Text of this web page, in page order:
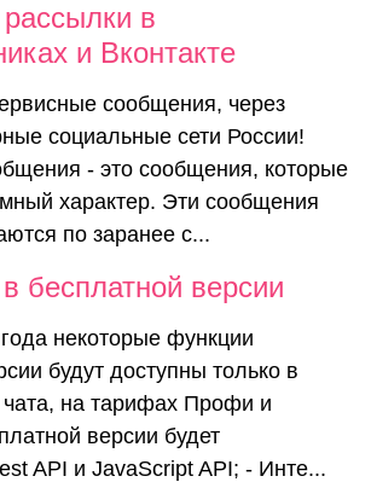
в
и Вконтакте
сообщения, через
социальные сети России!
- это сообщения, которые
характер. Эти сообщения
по заранее с...
бесплатной версии
некоторые функции
будут доступны только в
на тарифах Профи и
версии будет
API и JavaScript API; - Инте...